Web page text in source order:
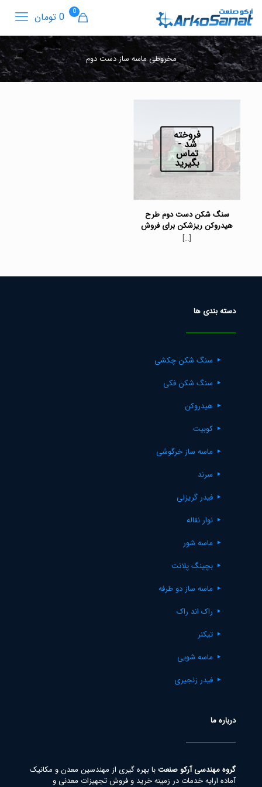
0 0 تومان
مخروطی ماسه ساز دست دوم
فروخته
شد -
تماس
بگیرید
سنگ شکن دست دوم طرح
هیدروکن ریزشکن برای فروش
[…]
دسته بندی ها
سنگ شکن چکشی
سنگ شکن فکی
هیدروکن
کوبیت
ماسه ساز خرگوشی
سرند
فیدر گریزلی
نوار نقاله
ماسه شور
بچینگ پلانت
ماسه ساز دو طرفه
راک اند راک
تیکنر
ماسه شویی
فیدر زنجیری
درباره ما
گروه مهندسی آرکو صنعتبا بهره گیری از مهندسین معدن و مکانیک
آماده ارایه خدمات در زمینه خرید و فروش تجهیزات معدنی و